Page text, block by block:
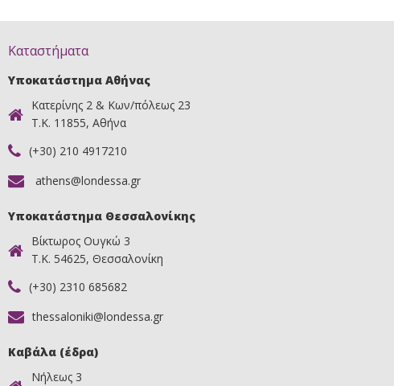
Καταστήματα
Υποκατάστημα Αθήνας
Κατερίνης 2 & Κων/πόλεως 23
Τ.Κ. 11855, Αθήνα
(+30) 210 4917210
athens@londessa.gr
Υποκατάστημα Θεσσαλονίκης
Βίκτωρος Ουγκώ 3
Τ.Κ. 54625, Θεσσαλονίκη
(+30) 2310 685682
thessaloniki@londessa.gr
Καβάλα (έδρα)
Νήλεως 3